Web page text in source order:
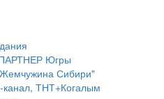
Югры
Сибири"
канал, ТНТ+Когалым